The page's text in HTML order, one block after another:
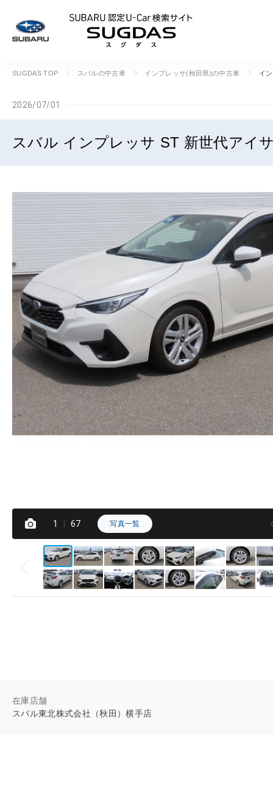
SUGDAS TOP スバルの中古車 インプレッサ(秋田県)の中古車 イ
2026/07/01
スバル インプレッサ ST 新世代アイ
1 67 写真一覧
在庫店舗
スバル東北株式会社（秋田）横手店